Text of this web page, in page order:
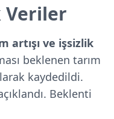
artışı ve işsizlik
beklenen tarım
kaydedildi.
Beklenti